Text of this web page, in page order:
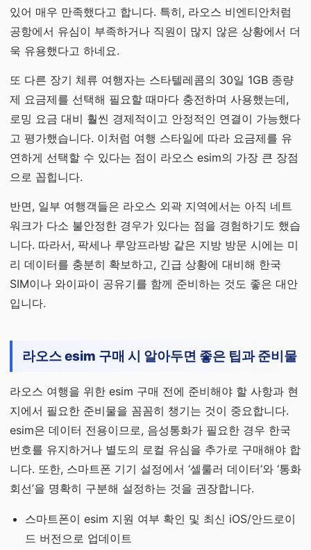
있어 매우 만족했다고 합니다. 특히, 라오스 비엔티안처럼
공항에서 유심이 부족하거나 직원이 많지 않은 상황에서 더
욱 유용했다고 하네요.
또 다른 장기 체류 여행자는 스타텔레콤의 30일 1GB 종량
제 요금제를 선택해 필요할 때마다 충전하며 사용했는데,
로밍 요금 대비 훨씬 경제적이고 안정적인 연결이 가능했다
고 평가했습니다. 이처럼 여행 스타일에 따라 요금제를 유
연하게 선택할 수 있다는 점이 라오스 esim의 가장 큰 장점
으로 꼽힙니다.
반면, 일부 여행객들은 라오스 외곽 지역에서는 아직 네트
워크가 다소 불안정한 경우가 있다는 점을 경험하기도 했습
니다. 따라서, 팍세나 루앙프라방 같은 지방 방문 시에는 미
리 데이터를 충분히 확보하고, 긴급 상황에 대비해 한국
SIM이나 와이파이 공유기를 함께 준비하는 것도 좋은 대안
입니다.
라오스 esim 구매 시 알아두면 좋은 팁과 준비물
라오스 여행을 위한 esim 구매 전에 준비해야 할 사항과 현
지에서 필요한 준비물을 꼼꼼히 챙기는 것이 중요합니다.
esim은 데이터 전용이므로, 음성통화가 필요한 경우 한국
번호를 유지하거나 별도의 로컬 유심을 추가로 구매해야 합
니다. 또한, 스마트폰 기기 설정에서 ‘셀룰러 데이터’와 ‘통화
회선’을 명확히 구분해 설정하는 것을 권장합니다.
스마트폰이 esim 지원 여부 확인 및 최신 iOS/안드로이
드 버전으로 업데이트